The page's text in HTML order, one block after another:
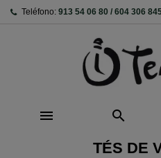
Teléfono: 913 54 06 80 / 604 306
 
TÉS DE